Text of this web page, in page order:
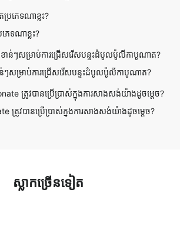
ទណាខ្លះ?
ន់ៗសម្រាប់ការជ្រើសរើសបន្ទះដំបូលប៉ូលីកាបូណាត?
ត្រូវបានប្រើប្រាស់ក្នុងការសាងសង់យ៉ាងដូចម្តេច?
ស្លាកច្រើនទៀត